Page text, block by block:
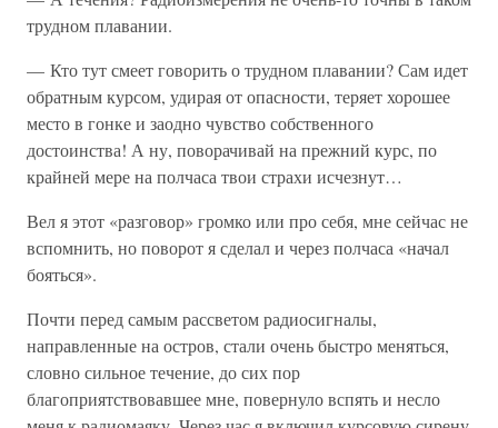
трудном плавании.
— Кто тут смеет говорить о трудном плавании? Сам идет
обратным курсом, удирая от опасности, теряет хорошее
место в гонке и заодно чувство собственного
достоинства! А ну, поворачивай на прежний курс, по
крайней мере на полчаса твои страхи исчезнут…
Вел я этот «разговор» громко или про себя, мне сейчас не
вспомнить, но поворот я сделал и через полчаса «начал
бояться».
Почти перед самым рассветом радиосигналы,
направленные на остров, стали очень быстро меняться,
словно сильное течение, до сих пор
благоприятствовавшее мне, повернуло вспять и несло